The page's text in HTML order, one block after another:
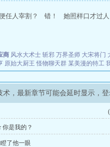
任人宰割？ 错！ 她照样口才过人
商 风水大术士 斩邪 万界圣师 大宋将门
原始大厨王 怪物聊天群 某美漫的特工
术，最新章节可能会延时显示，
你是我的？
了他一眼